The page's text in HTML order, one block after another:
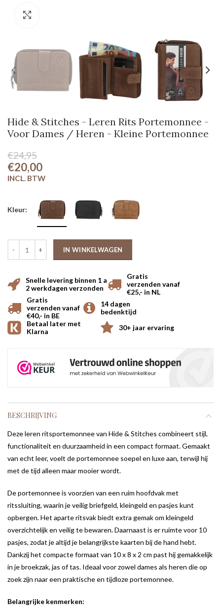
Hide & Stitches - Leren Rits Portemonnee -
Voor Dames / Heren - Kleine Portemonnee
€24,95
€20,00
Kleur:
IN WINKELWAGEN
Snelle levering binnen 1 a
2 werkdagen verzonden
Gratis
verzenden vanaf
€25,- in NL
Gratis
verzenden vanaf
€40,- in BE
14 dagen
bedenktijd
Betaal later met
Klarna
30+ jaar ervaring
BESCHRIJVING
Deze leren ritsportemonnee van Hide & Stitches combineert stijl,
functionaliteit en duurzaamheid in een compact formaat. Gemaakt
van echt leer, voelt de portemonnee soepel en luxe aan, terwijl hij
met de tijd alleen maar mooier wordt.
De portemonnee is voorzien van een ruim hoofdvak met
ritssluiting, waarin je veilig briefgeld, kleingeld en pasjes kunt
opbergen. Het aparte ritsvak biedt extra gemak om kleingeld
overzichtelijk en veilig te bewaren. Daarnaast is er ruimte voor 10
pasjes, zodat je altijd je belangrijkste kaarten bij de hand hebt.
Dankzij het compacte formaat van 10 x 8 x 2 cm past hij gemakkelijk
in je broekzak, jas of tas. Ideaal voor zowel dames als heren die op
zoek zijn naar een praktische en tijdloze portemonnee.
Belangrijke kenmerken: